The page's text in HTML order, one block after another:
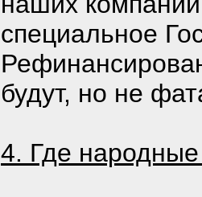
специальное
будут, но не
4. Где